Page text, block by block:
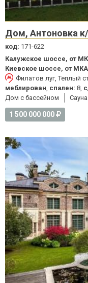
Дом, Антоновка
код: 171-622
Калужское шоссе, от
Киевское шоссе, от
Филатов луг, Теплый
меблирован спален: 8,
Дом с бассейном
Cауна
1 500 000 000